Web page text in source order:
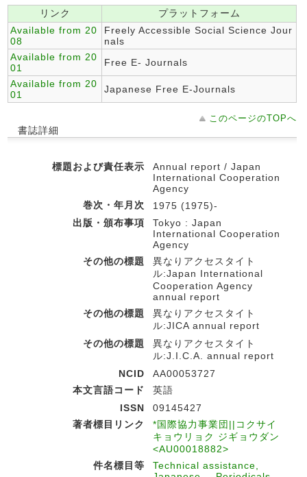
リンク
プラットフォーム
Available from 20
08
Freely Accessible Social Science Jour
nals
Available from 20
01
Free E- Journals
Available from 20
01
Japanese Free E-Journals
このページのTOPへ
書誌詳細
標題および責任表示
Annual report / Japan
International Cooperation
Agency
巻次・年月次
1975 (1975)-
出版・頒布事項
Tokyo : Japan
International Cooperation
Agency
その他の標題
異なりアクセスタイト
ル:Japan International
Cooperation Agency
annual report
その他の標題
異なりアクセスタイト
ル:JICA annual report
その他の標題
異なりアクセスタイト
ル:J.I.C.A. annual report
NCID
AA00053727
本文言語コード
英語
ISSN
09145427
著者標目リンク
*国際協力事業団||コクサイ
キョウリョク ジギョウダン
<AU00018882>
件名標目等
Technical assistance,